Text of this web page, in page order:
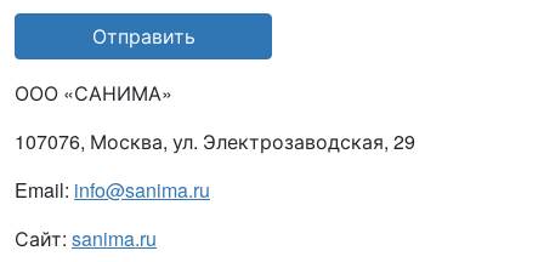
Отправить
ООО «САНИМА»
107076, Москва, ул. Электрозаводская, 29
Email: info@sanima.ru
Сайт: sanima.ru